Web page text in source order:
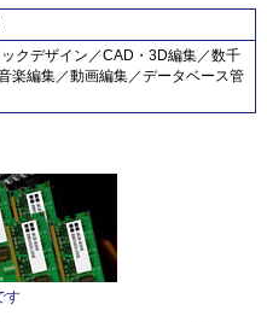
クデザイン／CAD・3D編集／数千
楽編集／動画編集／データベース管
す